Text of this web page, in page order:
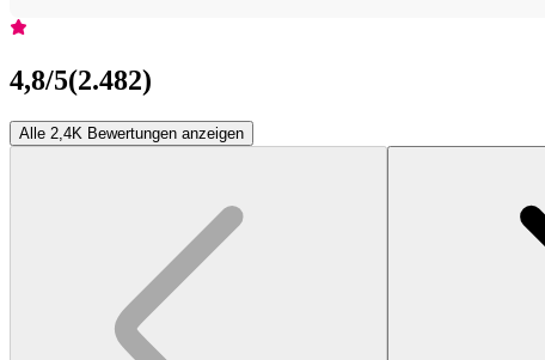
4,8/5(2.482)
Alle 2,4K Bewertungen anzeigen